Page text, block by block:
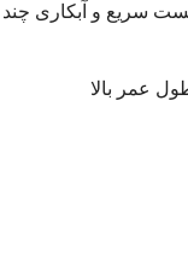
بست سریع و آبکاری چند
عمر بالا